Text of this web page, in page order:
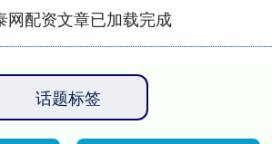
网配资文章已加载完成
话题标签